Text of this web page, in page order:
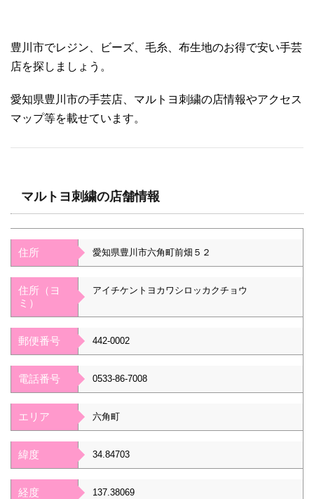
豊川市でレジン、ビーズ、毛糸、布生地のお得で安い手芸
店を探しましょう。
愛知県豊川市の手芸店、マルトヨ刺繍の店情報やアクセス
マップ等を載せています。
マルトヨ刺繍の店舗情報
住所 愛知県豊川市六角町前畑５２
住所（ヨ
ミ）
アイチケントヨカワシロッカクチョウ
郵便番号 442-0002
電話番号 0533-86-7008
エリア 六角町
緯度 34.84703
経度 137.38069